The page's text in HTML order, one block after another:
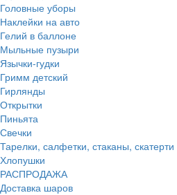
Головные уборы
Наклейки на авто
Гелий в баллоне
Мыльные пузыри
Язычки-гудки
Гримм детский
Гирлянды
Открытки
Пиньята
Свечки
Тарелки, салфетки, стаканы, скатерти
Хлопушки
РАСПРОДАЖА
Доставка шаров